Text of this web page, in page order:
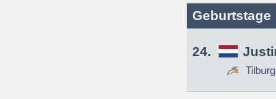
Geburtstage
24.